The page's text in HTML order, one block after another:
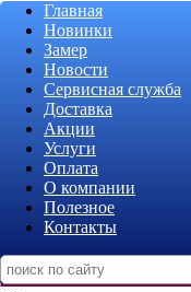
Главная
Новинки
Замер
Новости
Сервисная служба
Доставка
Акции
Услуги
Оплата
О компании
Полезное
Контакты